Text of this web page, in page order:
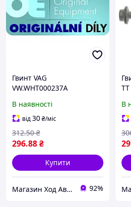
Гвинт VAG
VW.WHT000237A
В наявності
від30₴/міс
296.88₴
312.50 ₴
Купити
Магазин Ход Авто 92%
В